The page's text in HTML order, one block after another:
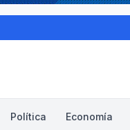
Política Economía